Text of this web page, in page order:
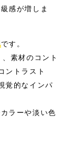
感が増しま
です。
素材のコント
ントラスト
覚的なインパ
ラーや淡い色